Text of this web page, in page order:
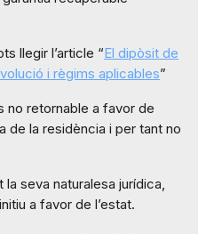
llegir l’article “El dipòsit de
i règims aplicables”
no retornable a favor de
de la residència i per tant no
seva naturalesa jurídica,
a favor de l’estat.